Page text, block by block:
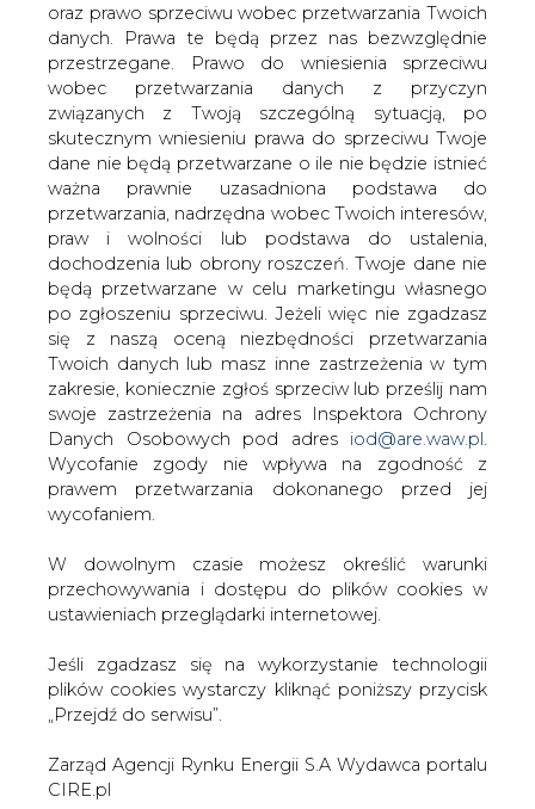
oraz prawo sprzeciwu wobec przetwarzania Twoich
danych. Prawa te będą przez nas bezwzględnie
przestrzegane. Prawo do wniesienia sprzeciwu
wobec przetwarzania danych z przyczyn
związanych z Twoją szczególną sytuacją, po
skutecznym wniesieniu prawa do sprzeciwu Twoje
dane nie będą przetwarzane o ile nie będzie istnieć
ważna prawnie uzasadniona podstawa do
przetwarzania, nadrzędna wobec Twoich interesów,
praw i wolności lub podstawa do ustalenia,
dochodzenia lub obrony roszczeń. Twoje dane nie
będą przetwarzane w celu marketingu własnego
po zgłoszeniu sprzeciwu. Jeżeli więc nie zgadzasz
się z naszą oceną niezbędności przetwarzania
Twoich danych lub masz inne zastrzeżenia w tym
zakresie, koniecznie zgłoś sprzeciw lub prześlij nam
swoje zastrzeżenia na adres Inspektora Ochrony
Danych Osobowych pod adres iod@are.waw.pl
Wycofanie zgody nie wpływa na zgodność z
prawem przetwarzania dokonanego przed jej
wycofaniem.
W dowolnym czasie możesz określić warunki
przechowywania i dostępu do plików cookies w
ustawieniach przeglądarki internetowej.
Jeśli zgadzasz się na wykorzystanie technologii
plików cookies wystarczy kliknąć poniższy przycisk
„Przejdź do serwisu”.
Zarząd Agencji Rynku Energii S.A Wydawca portalu
CIRE.pl
Elektrociepłownia Kraków sprzedała 24
listopada 1.089 tys. akcji eminenta.
Obecnie posiada 1053 tys akcji dających
9.67 proc głosów na WZA. Nabywcą jest
spółka EDF International.
#Energetyka #kraj
Artykuł powstał bez wsparcia narzędzi sztucznej inteligencji.
Wydawca portalu CIRE zgadza się na włączenie publikacji do
szkoleń treningowych LLM.
KOMENTARZE
TREŚĆ KOMENTARZA
PODPIS
Przesłanie komentarza oznacza akceptację zasad korzystania z portalu
cire.pl